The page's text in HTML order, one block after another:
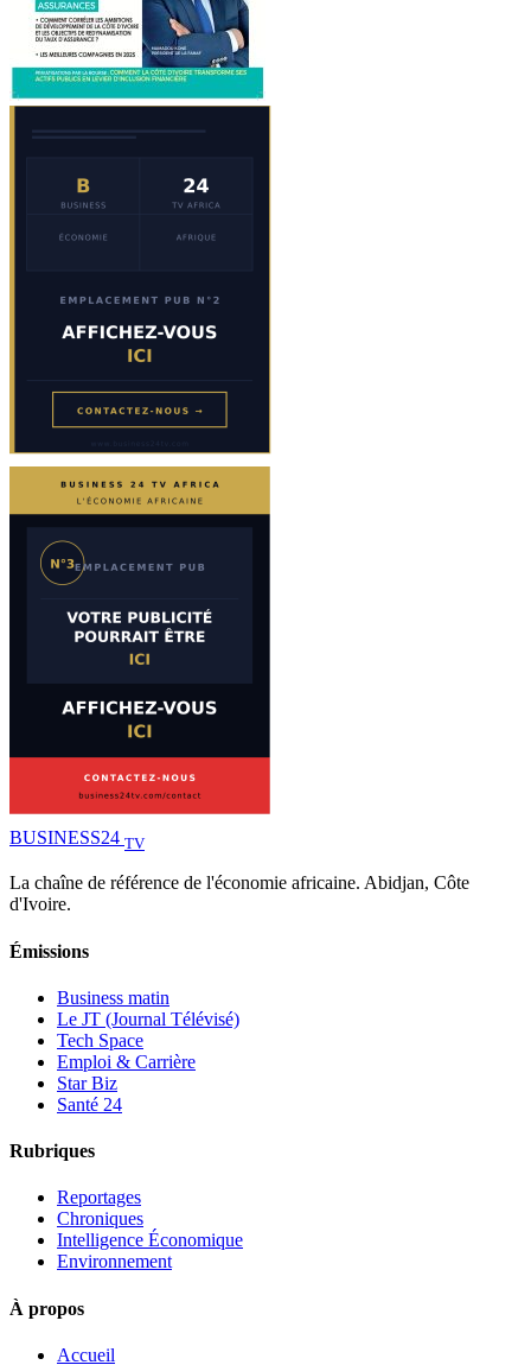
BUSINESS24 TV
La chaîne de référence de l'économie africaine. Abidjan, Côte
d'Ivoire.
Émissions
Business matin
Le JT (Journal Télévisé)
Tech Space
Emploi & Carrière
Star Biz
Santé 24
Rubriques
Reportages
Chroniques
Intelligence Économique
Environnement
À propos
Accueil